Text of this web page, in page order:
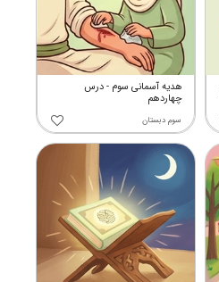
هدیه آسمانی سوم - درس
چهاردهم
سوم دبستان